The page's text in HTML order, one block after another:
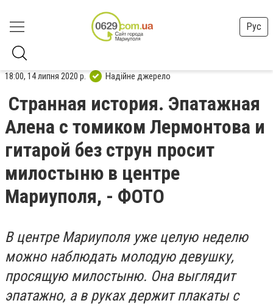
Рус
18:00, 14 липня 2020 р. Надійне джерело
Странная история. Эпатажная
Алена с томиком Лермонтова и
гитарой без струн просит
милостыню в центре
Мариуполя, - ФОТО
В центре Мариуполя уже целую неделю
можно наблюдать молодую девушку,
просящую милостыню. Она выглядит
эпатажно, а в руках держит плакаты с